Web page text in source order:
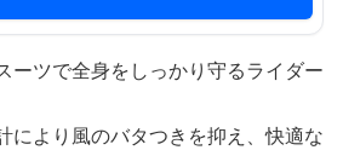
ーツで全身をしっかり守るライダー
により風のバタつきを抑え、快適な